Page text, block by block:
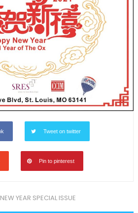
Tweet on twitter
Pin to pinterest
YEAR SPECIAL ISSUE